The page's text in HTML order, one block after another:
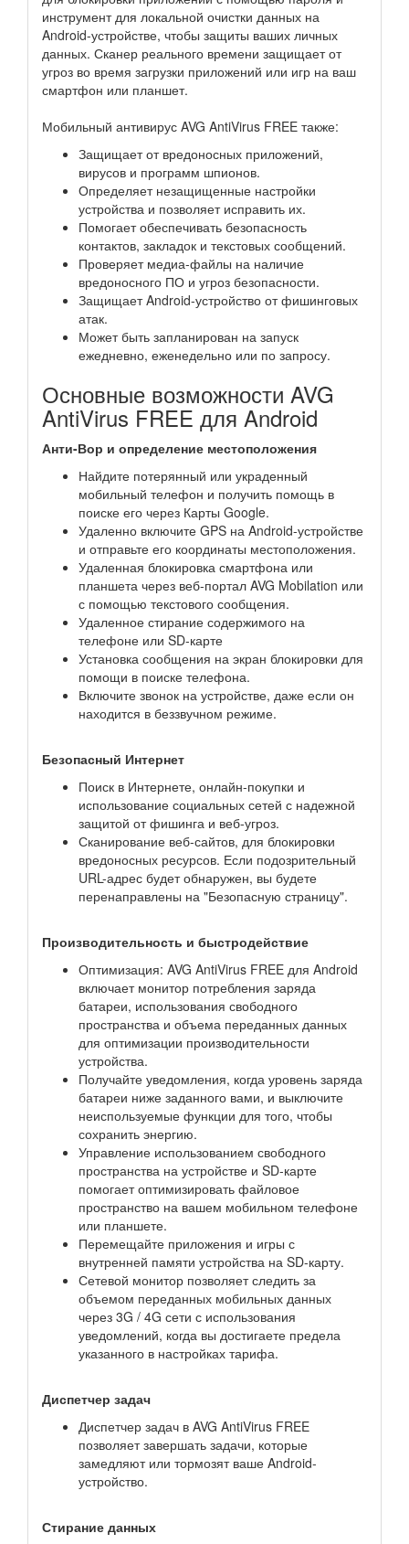
инструмент для локальной очистки данных на
Android-устройстве, чтобы защиты ваших личных
данных. Сканер реального времени защищает от
угроз во время загрузки приложений или игр на ваш
смартфон или планшет.
Мобильный антивирус AVG AntiVirus FREE также:
Защищает от вредоносных приложений,
вирусов и программ шпионов.
Определяет незащищенные настройки
устройства и позволяет исправить их.
Помогает обеспечивать безопасность
контактов, закладок и текстовых сообщений.
Проверяет медиа-файлы на наличие
вредоносного ПО и угроз безопасности.
Защищает Android-устройство от фишинговых
атак.
Может быть запланирован на запуск
ежедневно, еженедельно или по запросу.
Основные возможности AVG
AntiVirus FREE для Android
Анти-Вор и определение местоположения
Найдите потерянный или украденный
мобильный телефон и получить помощь в
поиске его через Карты Google.
Удаленно включите GPS на Android-устройстве
и отправьте его координаты местоположения.
Удаленная блокировка смартфона или
планшета через веб-портал AVG Mobilation или
с помощью текстового сообщения.
Удаленное стирание содержимого на
телефоне или SD-карте
Установка сообщения на экран блокировки для
помощи в поиске телефона.
Включите звонок на устройстве, даже если он
находится в беззвучном режиме.
Безопасный Интернет
Поиск в Интернете, онлайн-покупки и
использование социальных сетей с надежной
защитой от фишинга и веб-угроз.
Сканирование веб-сайтов, для блокировки
вредоносных ресурсов. Если подозрительный
URL-адрес будет обнаружен, вы будете
перенаправлены на "Безопасную страницу".
Производительность и быстродействие
Оптимизация: AVG AntiVirus FREE для Android
включает монитор потребления заряда
батареи, использования свободного
пространства и объема переданных данных
для оптимизации производительности
устройства.
Получайте уведомления, когда уровень заряда
батареи ниже заданного вами, и выключите
неиспользуемые функции для того, чтобы
сохранить энергию.
Управление использованием свободного
пространства на устройстве и SD-карте
помогает оптимизировать файловое
пространство на вашем мобильном телефоне
или планшете.
Перемещайте приложения и игры с
внутренней памяти устройства на SD-карту.
Сетевой монитор позволяет следить за
объемом переданных мобильных данных
через 3G / 4G сети с использования
уведомлений, когда вы достигаете предела
указанного в настройках тарифа.
Диспетчер задач
Диспетчер задач в AVG AntiVirus FREE
позволяет завершать задачи, которые
замедляют или тормозят ваше Android-
устройство.
Стирание данных